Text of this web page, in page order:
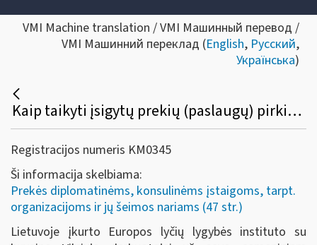
VMI Machine translation / VMI Машинный перевод /
VMI Машинний переклад (English, Русский,
Українська)
Kaip taikyti įsigytų prekių (paslaugų) pirkimo PVM lengvatą Lietuvoje įkurto Europos lyčių lygybės instituto (su buveine Vilniuje) darbuotojams?
Registracijos numeris KM0345
Ši informacija skelbiama:
Prekės diplomatinėms, konsulinėms įstaigoms, tarpt.
organizacijoms ir jų šeimos nariams (47 str.)
Lietuvoje įkurto Europos lyčių lygybės instituto su